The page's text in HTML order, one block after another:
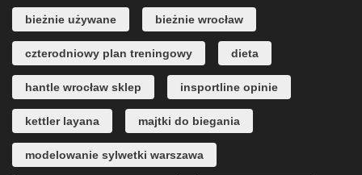
bieżnie używane bieżnie wrocław
czterodniowy plan treningowy dieta
hantle wrocław sklep insportline opinie
kettler layana majtki do biegania
modelowanie sylwetki warszawa